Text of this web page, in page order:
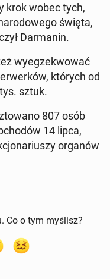
krok wobec tych,
święta,
Dar­ma­nin.
wy­eg­ze­kwo­wać
których od
sztuk.
807 osób
14 lipca,
organów
Co o tym myślisz?